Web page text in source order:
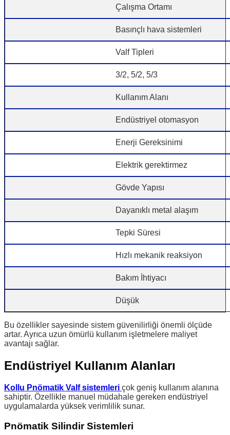
Çalışma Ortamı
Basınçlı hava sistemleri
Valf Tipleri
3/2, 5/2, 5/3
Kullanım Alanı
Endüstriyel otomasyon
Enerji Gereksinimi
Elektrik gerektirmez
Gövde Yapısı
Dayanıklı metal alaşım
Tepki Süresi
Hızlı mekanik reaksiyon
Bakım İhtiyacı
Düşük
Bu özellikler sayesinde sistem güvenilirliği önemli ölçüde
artar. Ayrıca uzun ömürlü kullanım işletmelere maliyet
avantajı sağlar.
Endüstriyel Kullanım Alanları
Kollu Pnömatik Valf sistemleri çok geniş kullanım alanına
sahiptir. Özellikle manuel müdahale gereken endüstriyel
uygulamalarda yüksek verimlilik sunar.
Pnömatik Silindir Sistemleri